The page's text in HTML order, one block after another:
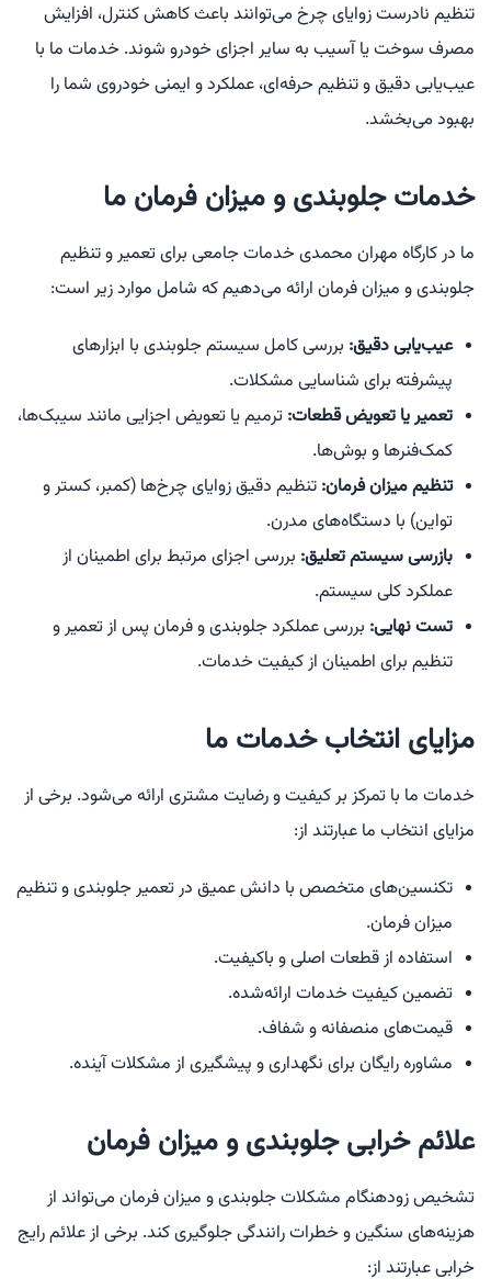
تنظیم نادرست زوایای چرخ می‌توانند باعث کاهش کنترل، افزایش
مصرف سوخت یا آسیب به سایر اجزای خودرو شوند. خدمات ما با
عیب‌یابی دقیق و تنظیم حرفه‌ای، عملکرد و ایمنی خودروی شما را
بهبود می‌بخشد.
خدمات جلوبندی و میزان فرمان ما
ما در کارگاه مهران محمدی خدمات جامعی برای تعمیر و تنظیم
جلوبندی و میزان فرمان ارائه می‌دهیم که شامل موارد زیر است:
عیب‌یابی دقیق: بررسی کامل سیستم جلوبندی با ابزارهای
پیشرفته برای شناسایی مشکلات.
تعمیر یا تعویض قطعات: ترمیم یا تعویض اجزایی مانند سیبک‌ها،
کمک‌فنرها و بوش‌ها.
تنظیم میزان فرمان: تنظیم دقیق زوایای چرخ‌ها (کمبر، کستر و
تواین) با دستگاه‌های مدرن.
بازرسی سیستم تعلیق: بررسی اجزای مرتبط برای اطمینان از
عملکرد کلی سیستم.
تست نهایی: بررسی عملکرد جلوبندی و فرمان پس از تعمیر و
تنظیم برای اطمینان از کیفیت خدمات.
مزایای انتخاب خدمات ما
خدمات ما با تمرکز بر کیفیت و رضایت مشتری ارائه می‌شود. برخی از
مزایای انتخاب ما عبارتند از:
تکنسین‌های متخصص با دانش عمیق در تعمیر جلوبندی و تنظیم
میزان فرمان.
استفاده از قطعات اصلی و باکیفیت.
تضمین کیفیت خدمات ارائه‌شده.
قیمت‌های منصفانه و شفاف.
مشاوره رایگان برای نگهداری و پیشگیری از مشکلات آینده.
علائم خرابی جلوبندی و میزان فرمان
تشخیص زودهنگام مشکلات جلوبندی و میزان فرمان می‌تواند از
هزینه‌های سنگین و خطرات رانندگی جلوگیری کند. برخی از علائم رایج
خرابی عبارتند از: